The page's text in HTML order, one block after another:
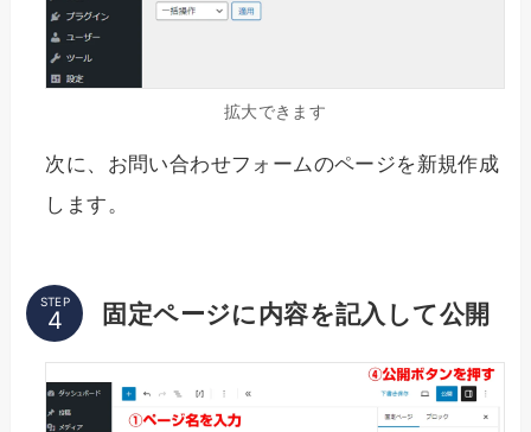
拡大できます
次に、お問い合わせフォームのページを新規作成
します。
STEP 固定ページに内容を記入して公開